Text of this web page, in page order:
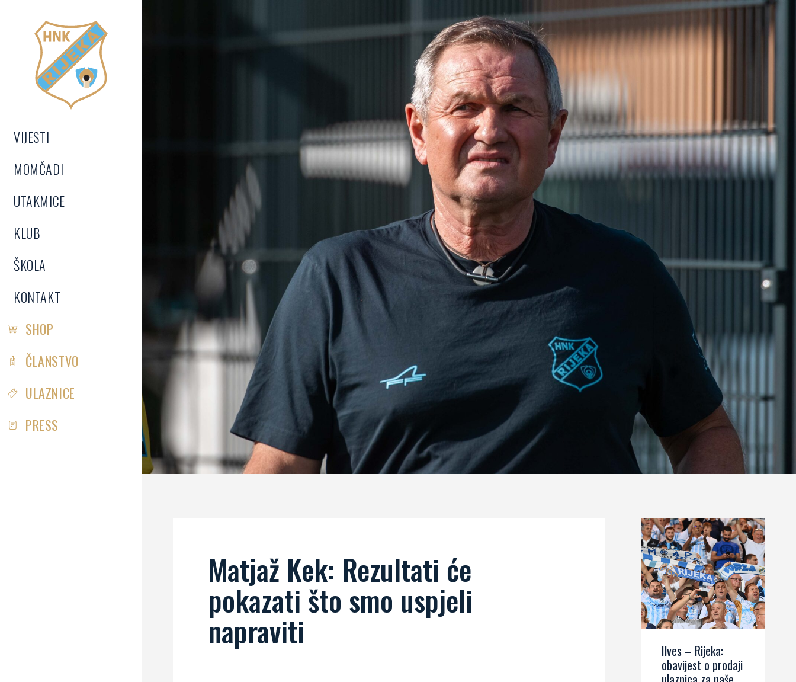
VIJESTI
MOMČADI
UTAKMICE
KLUB
ŠKOLA
KONTAKT
SHOP
ČLANSTVO
ULAZNICE
PRESS
Matjaž Kek: Rezultati će
pokazati što smo uspjeli
napraviti
Ilves – Rijeka:
obavijest o prodaji